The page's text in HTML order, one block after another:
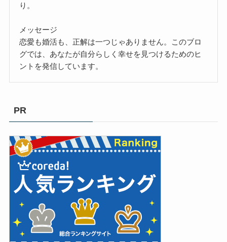
り。
メッセージ
恋愛も婚活も、正解は一つじゃありません。このブロ
グでは、あなたが自分らしく幸せを見つけるためのヒ
ントを発信しています。
PR